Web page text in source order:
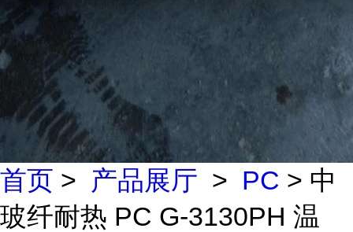
首页 > 产品展厅 > PC > 中
玻纤耐热 PC G-3130PH 温